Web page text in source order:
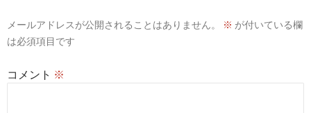
ョ
メールアドレスが公開されることはありません。 ※ が付いている欄
は必須項目です
コメント ※